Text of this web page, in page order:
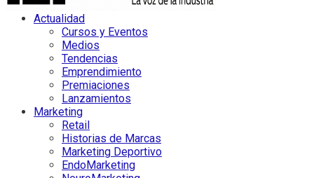
Actualidad
Cursos y Eventos
Medios
Tendencias
Emprendimiento
Premiaciones
Lanzamientos
Marketing
Retail
Historias de Marcas
Marketing Deportivo
EndoMarketing